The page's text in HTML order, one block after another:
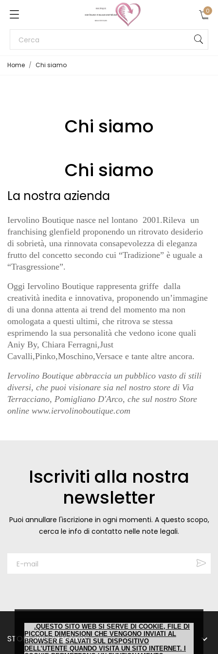
.QUESTO SITO WEB SI SERVE DI COOKIE, FILE DI
PICCOLE DIMENSIONI CHE VENGONO INVIATI AL
BROWSER E SALVATI SUL DISPOSITIVO
DELL’UTENTE QUANDO VISITA UN SITO INTERNET. I
0
Home Chi siamo
Chi siamo
Chi siamo
La nostra azienda
Iervolino Boutique nasce nel lontano 2001.Rileva un
franchising glenfield proponendo un ritrovato desiderio
di sobrietà, una rinnovata consapevolezza di eleganza
frutto del concetto secondo cui “Tradizione” è uguale a
“Trasgressione”.
Oggi Iervolino Boutique rappresenta griffe dalla
creatività inedita e innovativa, proponendo un’immagine
di una donna attenta ai trend del momento ma non
omologata a questi ultimi, che ritrova se stessa
esprimendo la sua personalità che vedono icone quali
Aniy By, Chiara Ferragni,Just
Cavalli,Pinko,Moschino,Versace e tante altre ancora.
Iervolino Boutique abbraccia un pubblico vasto di stili
diversi, che puoi visionare sia nel nostro store di Via
Terracciano, Pomigliano D'Arco, che sul nostro Store
online www.iervolinoboutique.com
Iscriviti alla nostra
newsletter
Puoi annullare l'iscrizione in ogni momenti. A questo scopo,
cerca le info di contatto nelle note legali.
STORE INFORMATION 